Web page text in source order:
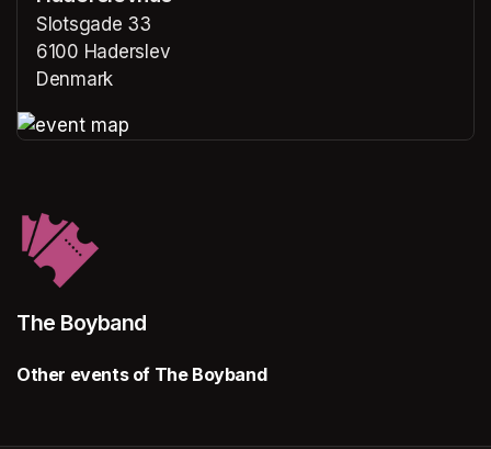
Slotsgade 33
6100 Haderslev
Denmark
The Boyband
Other events of The Boyband